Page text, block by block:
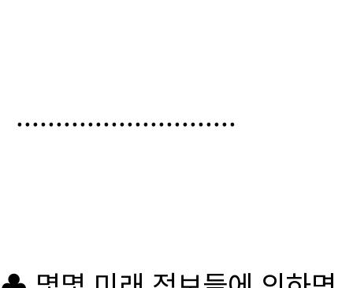
............................